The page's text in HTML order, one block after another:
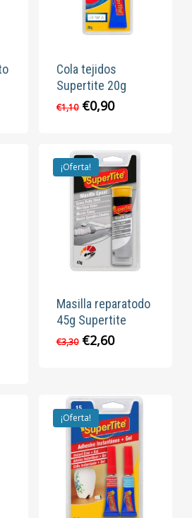
Cola tejidos
Supertite 20g
€1,10 El
era:
€1,10.
€0,90El
es:
€0,90.
¡Oferta!
Masilla reparatodo
45g Supertite
€3,30 El
€3,30.
€2,60El
€2,60.
¡Oferta!